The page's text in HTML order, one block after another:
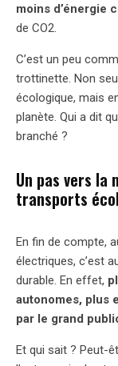
moins d’énergie
de CO2.
C’est un peu
trottinette. Non
écologique, mais
planète. Qui a dit
branché ?
Un pas vers la
transports
En fin de compte,
électriques, c’est
durable. En effet,
autonomes, plus
par le grand
Et qui sait ? Peut-